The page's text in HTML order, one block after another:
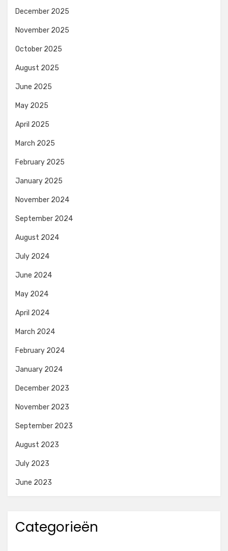
December 2025
November 2025
October 2025
August 2025
June 2025
May 2025
April 2025
March 2025
February 2025
January 2025
November 2024
September 2024
August 2024
July 2024
June 2024
May 2024
April 2024
March 2024
February 2024
January 2024
December 2023
November 2023
September 2023
August 2023
July 2023
June 2023
Categorieën